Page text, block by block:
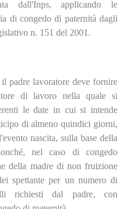
dall'Inps, applicando le
di congedo di paternità dagli
n. 151 del 2001.
padre lavoratore deve fornire
di lavoro nella quale si
le date in cui si intende
di almeno quindici giorni,
nascita, sulla base della
nel caso di congedo
della madre di non fruizione
spettante per un numero di
richiesti dal padre, con